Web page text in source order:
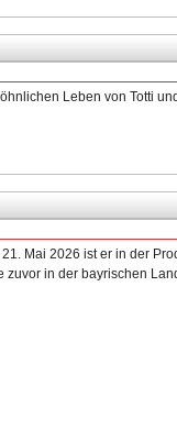
Leben von Totti
Mai 2026 ist er in der
in der bayrischen